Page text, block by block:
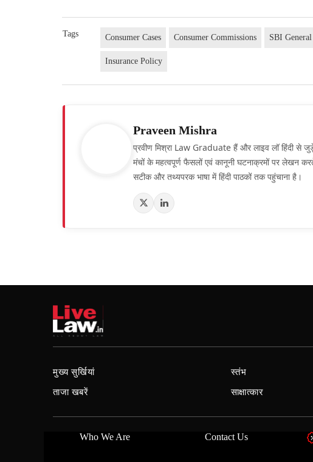
Tags Consumer Cases Consumer Commissions SBI
Insurance Policy
Praveen Mishra
प्रवीण मिश्रा Law Graduate हैं और लाइव लॉ हिंदी से
मंचों के महत्वपूर्ण फैसलों एवं कानूनी घटनाक्रमों पर लेखन
सटीक और तथ्यपरक भाषा में हिंदी पाठकों तक पहुंचाना है।
मुख्य सुर्खियां
ताजा खबरें
स्तंभ
साक्षात्कार
Who We Are Contact Us